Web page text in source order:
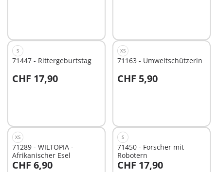
S
71447 - Rittergeburtstag
CHF 17,90
XS
71163 - Umweltschützerin
CHF 5,90
XS
71289 - WILTOPIA -
Afrikanischer Esel
CHF 6,90
S
71450 - Forscher mit
Robotern
CHF 17,90